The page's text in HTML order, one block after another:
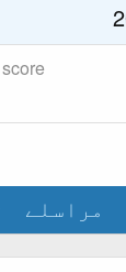
مراسلے